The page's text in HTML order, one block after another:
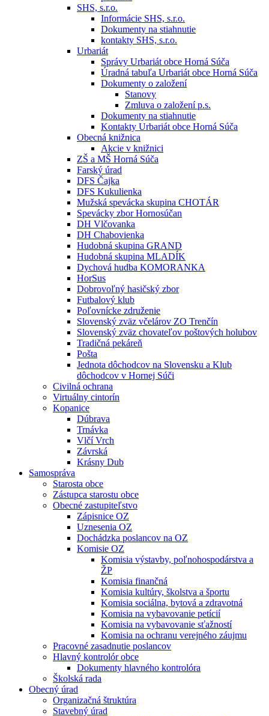
SHS, s.r.o.
Informácie SHS, s.r.o.
Dokumenty na stiahnutie
kontakty SHS, s.r.o.
Urbariát
Správy Urbariát obce Horná Súča
Úradná tabuľa Urbariát obce Horná Súča
Dokumenty o založení
Stanovy
Zmluva o založení p.s.
Dokumenty na stiahnutie
Kontakty Urbariát obce Horná Súča
Obecná knižnica
Akcie v knižnici
ZŠ a MŠ Horná Súča
Farský úrad
DFS Čajka
DFS Kukulienka
Mužská spevácka skupina CHOTÁR
Spevácky zbor Hornosúčan
DH Vlčovanka
DH Chabovienka
Hudobná skupina GRAND
Hudobná skupina MLADÍK
Dychová hudba KOMORANKA
HorSus
Dobrovoľný hasičský zbor
Futbalový klub
Poľovnícke združenie
Slovenský zväz včelárov ZO Trenčín
Slovenský zväz chovateľov poštových holubov
Tradičná pekáreň
Pošta
Jednota dôchodcov na Slovensku a Klub
dôchodcov v Hornej Súči
Civilná ochrana
Virtuálny cintorín
Kopanice
Dúbrava
Trnávka
Vlčí Vrch
Závrská
Krásny Dub
Samospráva
Starosta obce
Zástupca starostu obce
Obecné zastupiteľstvo
Zápisnice OZ
Uznesenia OZ
Dochádzka poslancov na OZ
Komisie OZ
Komisia výstavby, poľnohospodárstva a
ŽP
Komisia finančná
Komisia kultúry, školstva a športu
Komisia sociálna, bytová a zdravotná
Komisia na vybavovanie petícií
Komisia na vybavovanie sťažností
Komisia na ochranu verejného záujmu
Pracovné zasadnutie poslancov
Hlavný kontrolór obce
Dokumenty hlavného kontrolóra
Školská rada
Obecný úrad
Organizačná štruktúra
Stavebný úrad